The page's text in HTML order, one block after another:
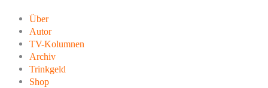
Inhalt
springen
Über
Autor
TV-Kolumnen
Archiv
Trinkgeld
Shop